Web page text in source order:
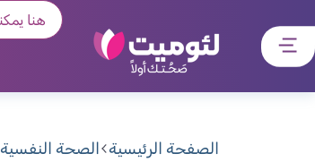
דלג
לתפריט
דלג
לרכיב
דלג
לתוכן
דלג
לאזור
תחתון
الصفحة الرئيسية الصحة النفسية